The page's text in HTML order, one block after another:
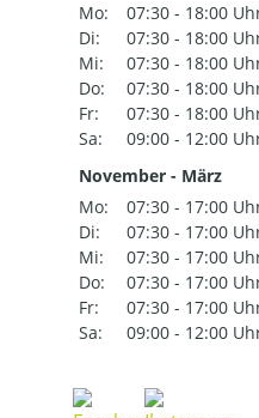
Mo:
07:30 - 18:00
Di:
07:30 - 18:00
Mi:
07:30 - 18:00
Do:
07:30 - 18:00
Fr:
07:30 - 18:00
Sa:
09:00 - 12:00
November - März
Mo:
07:30 - 17:00
Di:
07:30 - 17:00
Mi:
07:30 - 17:00
Do:
07:30 - 17:00
Fr:
07:30 - 17:00
Sa:
09:00 - 12:00